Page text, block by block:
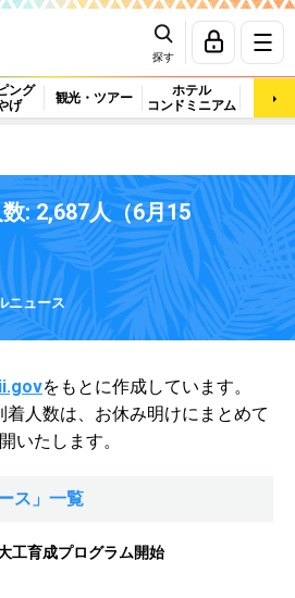
探す
ング
げ
観光・ツアー
ホテル
コンドミニアム
マッ
: 2,687人（6月15
ニュース
をもとに作成しています。
人数は、 お休み明けにまとめて
いたします。
ス」一覧
工育成プログラム開始